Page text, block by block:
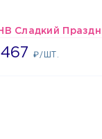
467₽/ШТ.
467